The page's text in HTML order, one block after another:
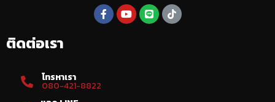
ติดต่อเรา
โทรหาเรา
080-421-8822